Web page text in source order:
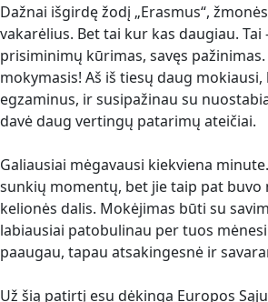
Dažnai išgirdę žodį „Erasmus“,
vakarėlius. Bet tai kur kas daugiau. Tai
prisiminimų kūrimas, savęs
mokymasis! Aš iš tiesų daug mokiausi,
egzaminus, ir susipažinau su
davė daug vertingų patarimų ateičiai.
Galiausiai mėgavausi kiekviena
sunkių momentų, bet jie taip pat buvo
kelionės dalis. Mokėjimas būti su
labiausiai patobulinau per tuos
paaugau, tapau atsakingesnė ir
Už šią patirtį esu dėkinga Europos